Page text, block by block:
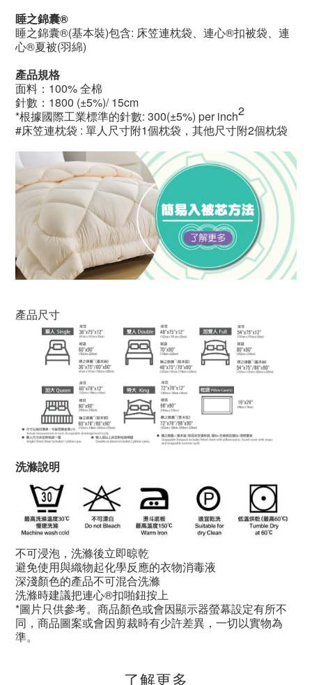
睡之錦囊®
睡之錦囊®(基本裝)包含: 床笠連枕袋、連心®扣被袋、連
心®夏被(羽綿)
產品規格
面料：100% 全棉
針數：1800 (±5%)/ 15cm
*根據國際工業標準的針數: 300(±5%) per inch2
#床笠連枕袋 : 單人尺寸附1個枕袋，其他尺寸附2個枕袋
產品尺寸
洗滌說明
不可浸泡，洗滌後立即晾乾
避免使用與織物起化學反應的衣物消毒液
深淺顏色的產品不可混合洗滌
洗滌時建議把連心®扣啪鈕按上
*圖片只供參考。商品顏色或會因顯示器螢幕設定有所不
同，商品圖案或會因剪裁時有少許差異，一切以實物為
準。
了解更多